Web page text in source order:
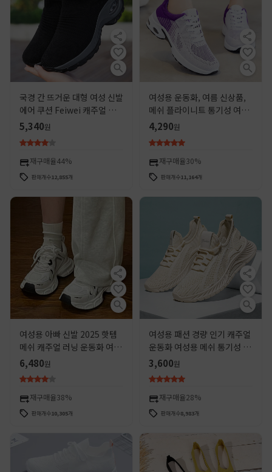
국경 간 뜨거운 대형 여성 신발
에어 쿠션 Feiwei 캐주얼 신
발 슬립 온 신발 패션 흔들 신
발 Quanzhou 스포츠 신발
5,340원
재구매율44%
판매개수12,855개
여성용 운동화, 여름 신상품,
메쉬 플라이니트 통기성 여성
화, 인기 패션 캐주얼화, 여성
용 크로스보더 러닝화
4,290원
재구매율30%
판매개수11,164개
여성용 아빠 신발 2025 핫템
메쉬 캐주얼 러닝 운동화 여성
용 다용도 두꺼운 밑창 통기성
신발 인스타 트렌드 D-4
6,480원
재구매율38%
판매개수10,305개
여성용 패션 경량 인기 캐주얼
운동화 여성용 메쉬 통기성 소
프트솔 러닝화
3,600원
재구매율28%
판매개수8,983개